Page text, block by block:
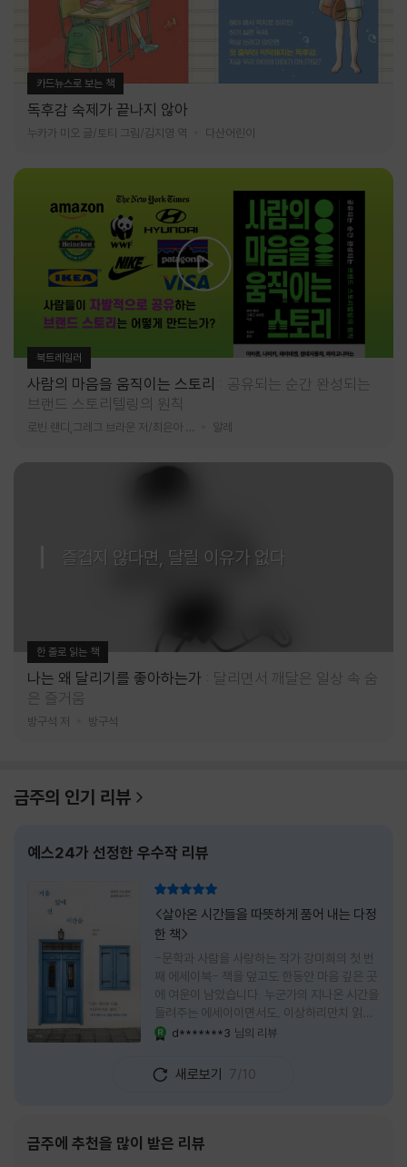
카드뉴스로 보는 책
독후감 숙제가 끝나지 않아
누카가 미오 글/토티 그림/김지영 역 다산어린이
북트레일러
사람의 마음을 움직이는 스토리
공유되는 순간 완성되는
브랜드 스토리텔링의 원칙
알레
즐겁지 않다면, 달릴 이유가 없다
한 줄로 읽는 책
나는 왜 달리기를 좋아하는가
달리면서 깨달은 일상 속 숨
은 즐거움
방구석 저 방구석
금주의 인기 리뷰
예스24가 선정한 우수작 리뷰
<살아온 시간들을 따뜻하게 품어 내는 다정
한 책>
-문학과 사람을 사랑하는 작가 강미희의 첫 번
째 에세이북- 책을 덮고도 한동안 마음 깊은 곳
에 여운이 남았습니다. 누군가의 지나온 시간을
들려주는 에세이이면서도, 이상하리만치 읽는
사람 자신의 삶을 다시 돌아보게 만드는 책이었
으로 머물지 않고, 각자의 상처와 후회, 다 지나
온 줄 알았던 마음의 결을 가만히 비추는 거울
는다는 것, 대신 지나온 시간 속에서 비로소 알
d*******3 님의 리뷰
새로보기 7/10
금주에 추천을 많이 받은 리뷰